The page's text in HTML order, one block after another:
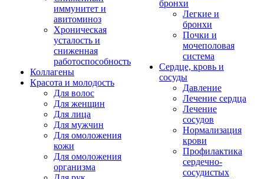
иммунитет и
авитоминоз
Хроническая
усталость и
сниженная
работоспособность
Коллагены
Красота и молодость
Для волос
Для женщин
Для лица
Для мужчин
Для омоложения
кожи
Для омоложения
организма
бронхи
Легкие и
бронхи
Почки и
мочеполовая
система
Сердце, кровь и
сосуды
Давление
Лечение сердца
Лечение
сосудов
Нормализация
крови
Профилактика
сердечно-
сосудистых